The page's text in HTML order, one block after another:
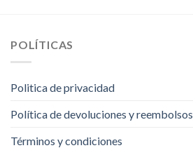
POLÍTICAS
Politica de privacidad
Política de devoluciones y reembolsos
Términos y condiciones